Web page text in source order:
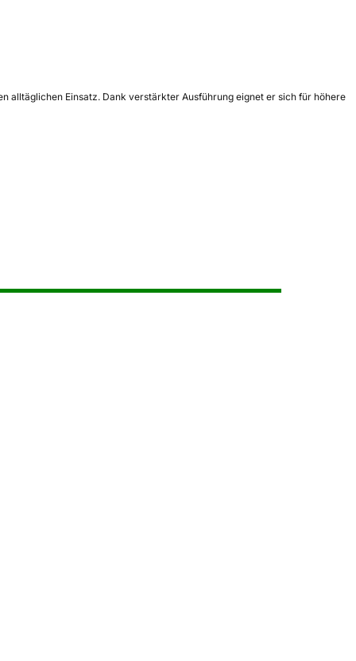
alltäglichen Einsatz. Dank verstärkter Ausführung eignet er sich für höhere